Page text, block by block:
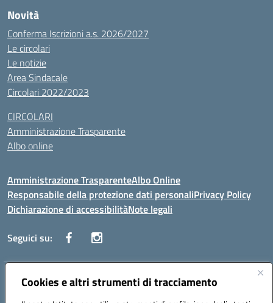
Cookies e altri strumenti di tracciamento
Novità
Conferma Iscrizioni a.s. 2026/2027
Le circolari
Le notizie
Area Sindacale
Circolari 2022/2023
CIRCOLARI
Amministrazione Trasparente
Albo online
Amministrazione TrasparenteAlbo Online
Responsabile della protezione dati personaliPrivacy Policy
Dichiarazione di accessibilitàNote legali
Seguici su:
Indirizzo:Corso Vittorio Emanuele, 27 90133 - Palermo